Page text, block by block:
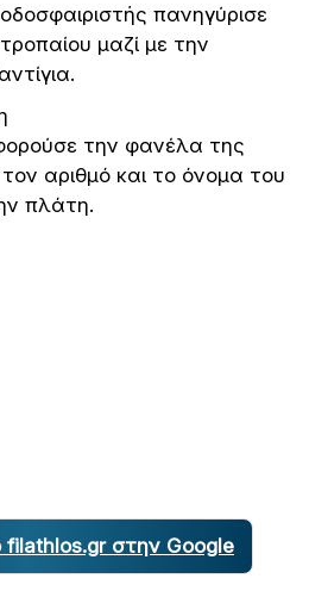
πανηγύρισε
μαζί με την
την φανέλα της
τον αριθμό και το όνομα του
πλάτη.
στην Google